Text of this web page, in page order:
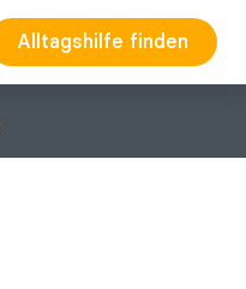
Alltagshilfe finden